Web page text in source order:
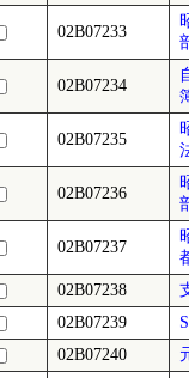
02B07233
02B07234
02B07235
02B07236
02B07237
02B07238
02B07239
02B07240